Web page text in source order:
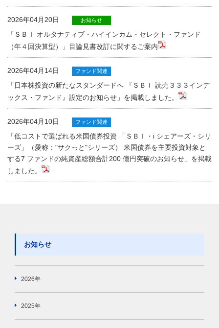
2026年04月20日 お知らせ
「ＳＢＩ オルタナティブ・ハイインカム・セレクト・ファンド
（年４回決算型）」目論見書改訂に関するご案内
2026年04月14日 ファンド関連
「日本株投資の新たなスタンダードへ 『ＳＢＩ 読売３３３インデ
ックス・ファンド』設定のお知らせ」を掲載しました。
2026年04月10日 ファンド関連
「低コストで選ばれる米国債券投資 「ＳＢＩ・i シェアーズ・シリ
ーズ」（愛称："サクっと"シリーズ） 米国債券を主要投資対象と
する7 ファンドの純資産総額合計200 億円突破のお知らせ」を掲載
しました。
お知らせ
2026年
2025年